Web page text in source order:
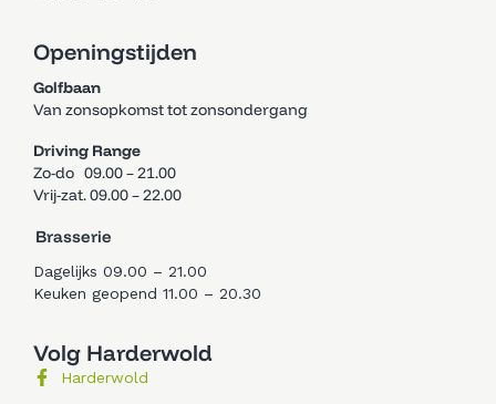
Openingstijden
Golfbaan
Van zonsopkomst tot zonsondergang
Driving Range
Zo-do 09.00 – 21.00
Vrij-zat. 09.00 – 22.00
Brasserie
Dagelijks 09.00 – 21.00
Keuken geopend 11.00 – 20.30
Volg Harderwold
Harderwold